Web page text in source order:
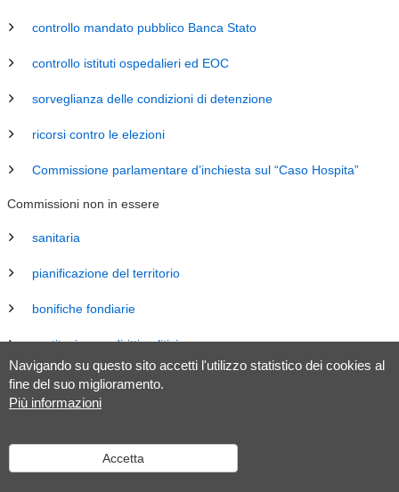
Navigando su questo sito accetti l'utilizzo statistico dei cookies al
fine del suo miglioramento.
Più informazioni
Accetta
controllo mandato pubblico Banca Stato
controllo istituti ospedalieri ed EOC
sorveglianza delle condizioni di detenzione
ricorsi contro le elezioni
Commissione parlamentare d’inchiesta sul “Caso Hospita”
Commissioni non in essere
sanitaria
pianificazione del territorio
bonifiche fondiarie
costituzione e diritti politici
energia